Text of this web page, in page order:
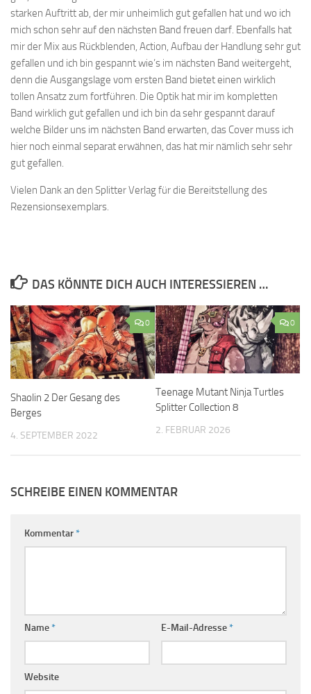
starken Auftritt ab, der mir unheimlich gut gefallen hat und wo ich
mich schon sehr auf den nächsten Band freuen darf. Ebenfalls hat
mir der Mix aus Rückblenden, Action, Aufbau der Handlung sehr gut
gefallen und ich bin gespannt wie’s im nächsten Band weitergeht,
denn die Ausgangslage vom ersten Band bietet einen wirklich
tollen Ansatz zum fortführen. Die Optik hat mir im kompletten
Band wirklich gut gefallen und ich bin da sehr gespannt darauf
welche Bilder uns im nächsten Band erwarten, das Cover muss ich
hier noch einmal separat erwähnen, das hat mir nämlich sehr sehr
gut gefallen.
Vielen Dank an den Splitter Verlag für die Bereitstellung des
Rezensionsexemplars.
DAS KÖNNTE DICH AUCH INTERESSIEREN …
0
Shaolin 2 Der Gesang des
Berges
4. SEPTEMBER 2022
0
Teenage Mutant Ninja Turtles
Splitter Collection 8
2. FEBRUAR 2026
SCHREIBE EINEN KOMMENTAR
Kommentar*
Name* E-Mail-Adresse*
Website